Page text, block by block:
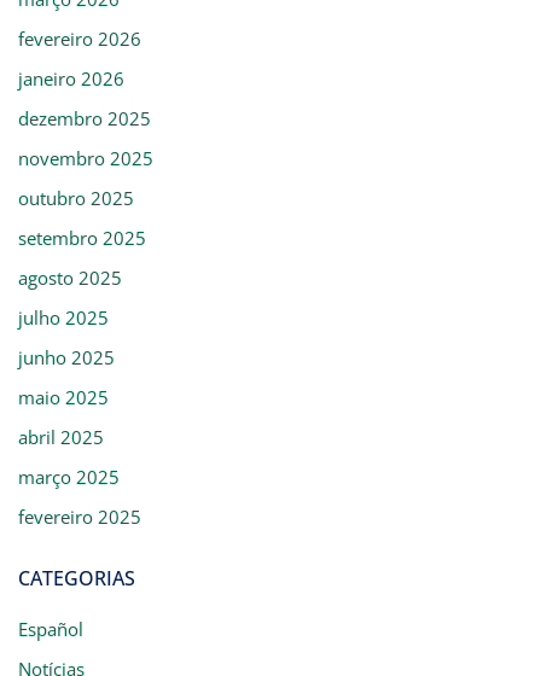
fevereiro 2026
janeiro 2026
dezembro 2025
novembro 2025
outubro 2025
setembro 2025
agosto 2025
julho 2025
junho 2025
maio 2025
abril 2025
março 2025
fevereiro 2025
CATEGORIAS
Español
Notícias